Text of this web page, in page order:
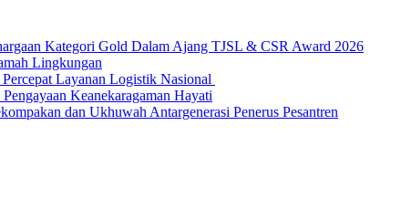
Kategori Gold Dalam Ajang TJSL & CSR Award 2026
Lingkungan
Layanan Logistik Nasional
Keanekaragaman Hayati
dan Ukhuwah Antargenerasi Penerus Pesantren